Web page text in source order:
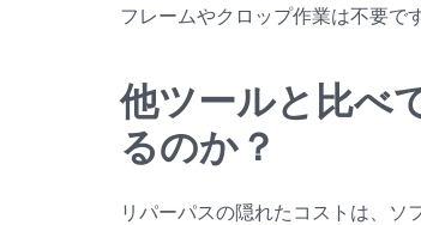
フレームやクロップ作業は不要です
他ツールと比べ
るのか？
リパーパスの隠れたコストは、ソ